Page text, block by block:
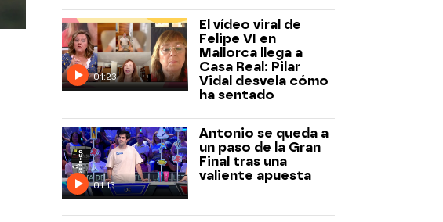
01:23
El vídeo viral de
Felipe VI en
Mallorca llega a
Casa Real: Pilar
Vidal desvela cómo
ha sentado
01:13
Antonio se queda a
un paso de la Gran
Final tras una
valiente apuesta